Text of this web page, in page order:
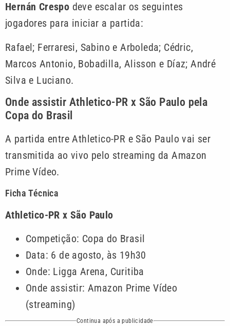
Hernán Crespo deve escalar os seguintes
jogadores para iniciar a partida:
Rafael; Ferraresi, Sabino e Arboleda; Cédric,
Marcos Antonio, Bobadilla, Alisson e Díaz; André
Silva e Luciano.
Onde assistir Athletico-PR x São Paulo pela
Copa do Brasil
A partida entre Athletico-PR e São Paulo vai ser
transmitida ao vivo pelo streaming da Amazon
Prime Vídeo.
Ficha Técnica
Athletico-PR x São Paulo
Competição: Copa do Brasil
Data: 6 de agosto, às 19h30
Onde: Ligga Arena, Curitiba
Onde assistir: Amazon Prime Vídeo
(streaming)
Continua após a publicidade